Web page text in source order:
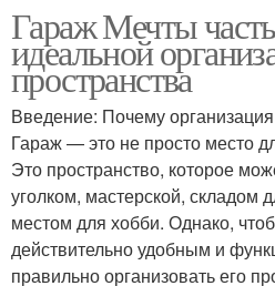
Гараж Мечты
идеальной
пространства
Введение: Почему
Гараж — это не просто место
Это пространство, которое
уголком, мастерской, складом
местом для хобби. Однако,
действительно удобным и
правильно организовать его